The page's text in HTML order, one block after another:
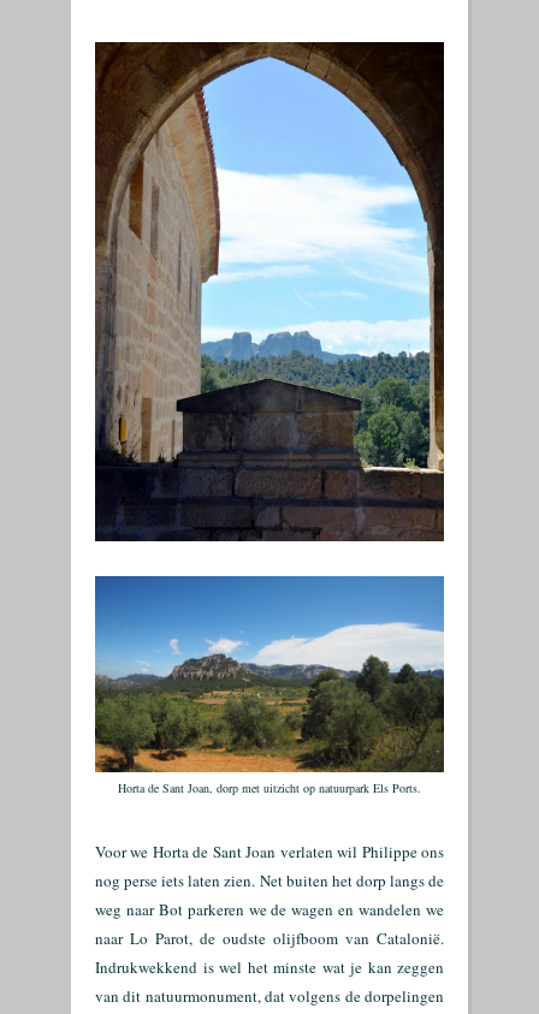
Horta de Sant Joan, dorp met uitzicht op natuurpark Els Ports.
Voor we Horta de Sant Joan verlaten wil Philippe ons
nog perse iets laten zien. Net buiten het dorp langs de
weg naar Bot parkeren we de wagen en wandelen we
naar Lo Parot, de oudste olijfboom van Catalonië.
Indrukwekkend is wel het minste wat je kan zeggen
van dit natuurmonument, dat volgens de dorpelingen